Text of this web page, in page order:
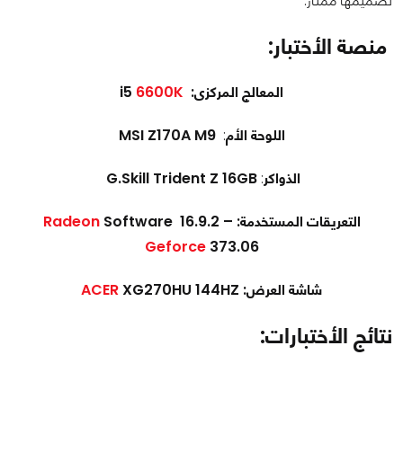
منصة الأختبار:
المعالج المركزى: 6600K
اللوحة الأم:
MSI Z170A M9
الذواكر:
G.Skill Trident Z 16GB
التعريقات المستخدمة: RadeonSoftware 16.9.2 –
Geforce373.06
شاشة العرض: ACERXG270HU 144HZ
نتائج الأختبارات: